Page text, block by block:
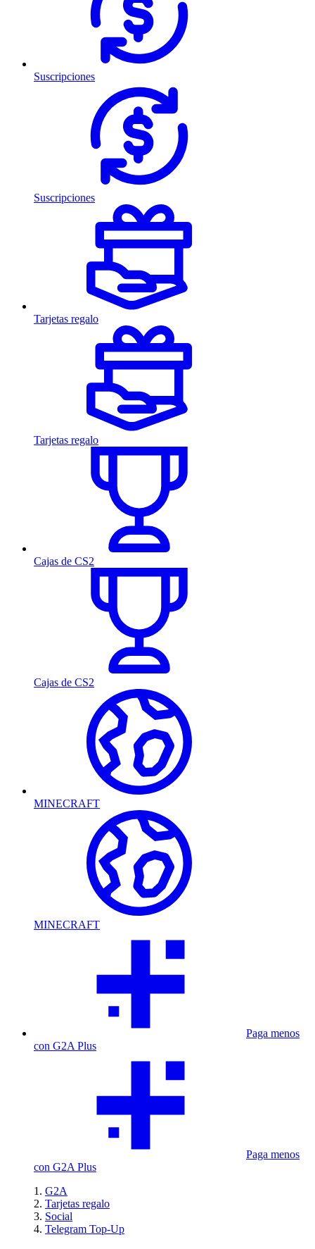
Suscripciones
Suscripciones
Tarjetas regalo
Tarjetas regalo
Cajas de CS2
Cajas de CS2
MINECRAFT
MINECRAFT
Paga menos
con G2A Plus
Paga menos
con G2A Plus
G2A
Tarjetas regalo
Social
Telegram Top-Up